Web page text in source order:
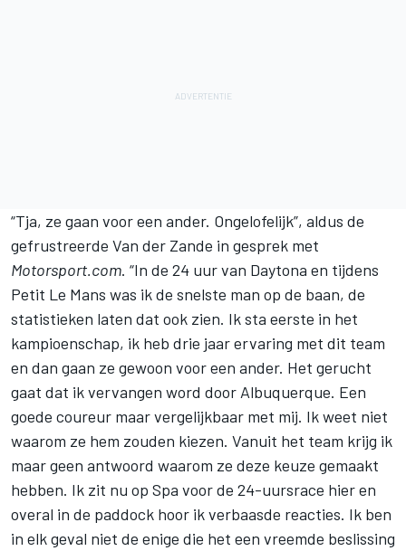
“Tja, ze gaan voor een ander. Ongelofelijk”, aldus de
gefrustreerde Van der Zande in gesprek met
Motorsport.com. “In de 24 uur van Daytona en tijdens
Petit Le Mans was ik de snelste man op de baan, de
statistieken laten dat ook zien. Ik sta eerste in het
kampioenschap, ik heb drie jaar ervaring met dit team
en dan gaan ze gewoon voor een ander. Het gerucht
gaat dat ik vervangen word door Albuquerque. Een
goede coureur maar vergelijkbaar met mij. Ik weet niet
waarom ze hem zouden kiezen. Vanuit het team krijg ik
maar geen antwoord waarom ze deze keuze gemaakt
hebben. Ik zit nu op Spa voor de 24-uursrace hier en
overal in de paddock hoor ik verbaasde reacties. Ik ben
in elk geval niet de enige die het een vreemde beslissing